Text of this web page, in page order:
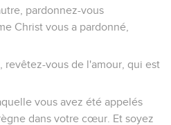
pardonnez-vous
Christ vous a pardonné,
revêtez-vous de l'amour, qui est
vous avez été appelés
dans votre cœur. Et soyez